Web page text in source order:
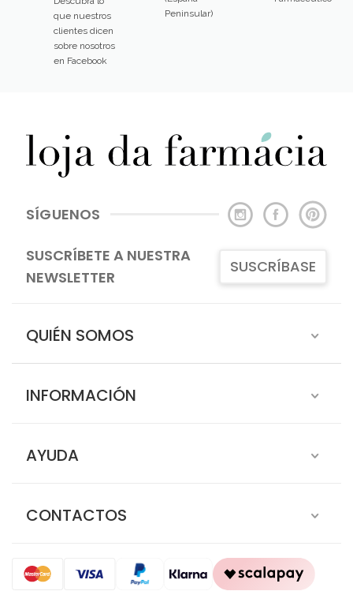
que nuestros
clientes dicen
sobre nosotros
en Facebook
Peninsular)
SÍGUENOS
SUSCRÍBETE A NUESTRA
NEWSLETTER
SUSCRÍBASE
QUIÉN SOMOS
INFORMACIÓN
AYUDA
CONTACTOS